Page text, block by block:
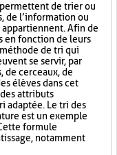
de trier ou
de l’information ou
Afin de
en fonction de leurs
de tri qui
se servir, par
de cerceaux, de
élèves dans cet
attributs
adaptée. Le tri des
est un exemple
formule
notamment